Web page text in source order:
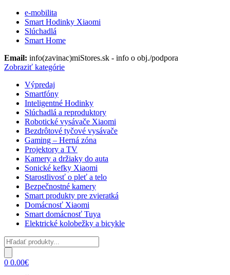
e-mobilita
Smart Hodinky Xiaomi
Slúchadlá
Smart Home
Email: info(zavinac)miStores.sk - info o obj./podpora
Zobraziť kategórie
Výpredaj
Smartfóny
Inteligentné Hodinky
Slúchadlá a reproduktory
Robotické vysávače Xiaomi
Bezdrôtové tyčové vysávače
Gaming – Herná zóna
Projektory a TV
Kamery a držiaky do auta
Sonické kefky Xiaomi
Starostlivosť o pleť a telo
Bezpečnostné kamery
Smart produkty pre zvieratká
Domácnosť Xiaomi
Smart domácnosť Tuya
Elektrické kolobežky a bicykle
Products
search
0 0.00€